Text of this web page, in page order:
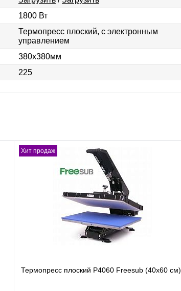
1800 Вт
Термопресс плоский, с электронным
управлением
380х380мм
225
Хит продаж
Термопресс плоский P4060 Freesub (40х60 см)